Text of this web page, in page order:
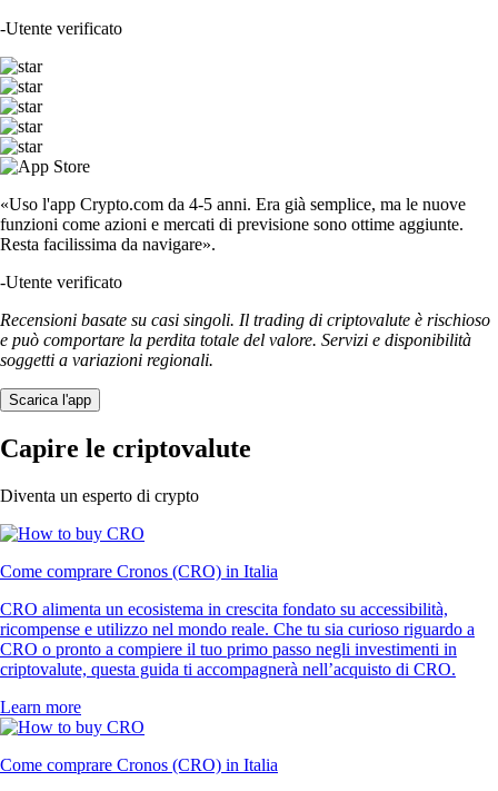
-Utente verificato
«Uso l'app Crypto.com da 4-5 anni. Era già semplice, ma le nuove
funzioni come azioni e mercati di previsione sono ottime aggiunte.
Resta facilissima da navigare».
-Utente verificato
Recensioni basate su casi singoli. Il trading di criptovalute è rischioso
e può comportare la perdita totale del valore. Servizi e disponibilità
soggetti a variazioni regionali.
Scarica l'app
Capire le criptovalute
Diventa un esperto di crypto
Come comprare Cronos (CRO) in Italia
CRO alimenta un ecosistema in crescita fondato su accessibilità,
ricompense e utilizzo nel mondo reale. Che tu sia curioso riguardo a
CRO o pronto a compiere il tuo primo passo negli investimenti in
criptovalute, questa guida ti accompagnerà nell’acquisto di CRO.
Learn more
Come comprare Cronos (CRO) in Italia